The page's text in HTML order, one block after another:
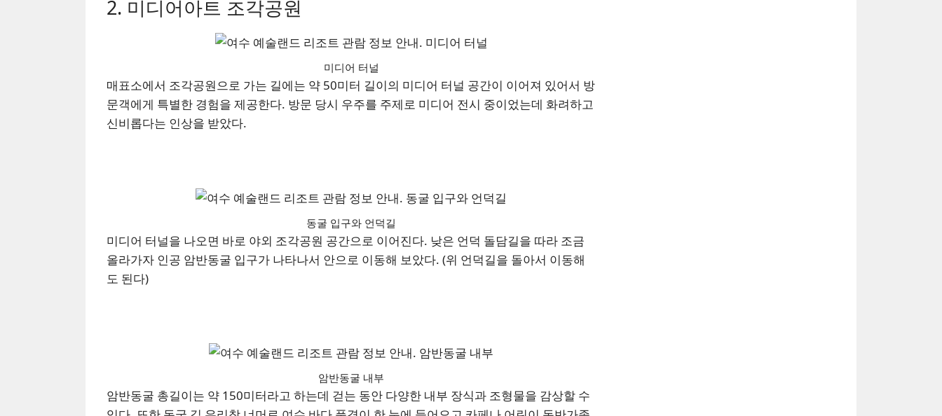
2. 미디어아트 조각공원
미디어 터널
매표소에서 조각공원으로 가는 길에는 약 50미터 길이의 미디어 터널 공간이 이어져 있어서 방
문객에게 특별한 경험을 제공한다. 방문 당시 우주를 주제로 미디어 전시 중이었는데 화려하고
신비롭다는 인상을 받았다.
동굴 입구와 언덕길
미디어 터널을 나오면 바로 야외 조각공원 공간으로 이어진다. 낮은 언덕 돌담길을 따라 조금
올라가자 인공 암반동굴 입구가 나타나서 안으로 이동해 보았다. (위 언덕길을 돌아서 이동해
도 된다)
암반동굴 내부
암반동굴 총길이는 약 150미터라고 하는데 걷는 동안 다양한 내부 장식과 조형물을 감상할 수